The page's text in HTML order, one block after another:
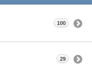
100
29